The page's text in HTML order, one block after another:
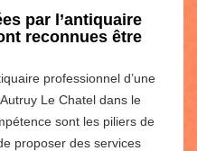
par l’antiquaire
reconnues être
professionnel d’une
Le Chatel dans le
sont les piliers de
proposer des services